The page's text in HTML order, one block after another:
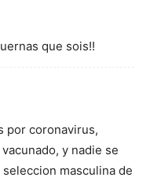
que sois!!
por coronavirus,
y nadie se
masculina de